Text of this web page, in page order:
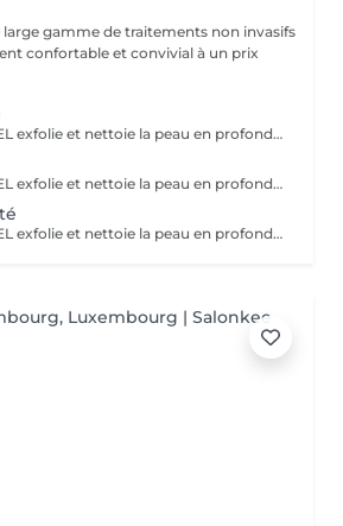
gamme de traitements non invasifs
confortable et convivial à un prix
Le HOLLYWOOD PEEL exfolie et nettoie la peau en profondeur au laser pour un teint plus lisse, lumineux et des pores visiblement resserrés. La LUMINOTHÉRAPIE du visage consiste à exposer la peau à des lumières LED afin de stimuler le renouvellement cellulaire et améliorer l'éclat du teint.
Le HOLLYWOOD PEEL exfolie et nettoie la peau en profondeur au laser pour un teint plus lisse, lumineux et des pores visiblement resserrés. La LUMINOTHÉRAPIE du cou consiste à exposer la peau à des lumières LED afin de stimuler le renouvellement cellulaire et améliorer la texture de la peau.
Le HOLLYWOOD PEEL exfolie et nettoie la peau en profondeur au laser pour un teint plus lisse, lumineux et des pores visiblement resserrés. La LUMINOTHÉRAPIE du décolleté consiste à exposer la peau à des lumières LED afin de stimuler le renouvellement cellulaire et améliorer la texture de la peau.